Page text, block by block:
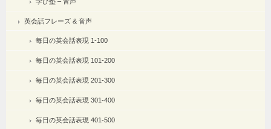
英会話フレーズ & 音声
毎日の英会話表現 1-100
毎日の英会話表現 101-200
毎日の英会話表現 201-300
毎日の英会話表現 301-400
毎日の英会話表現 401-500